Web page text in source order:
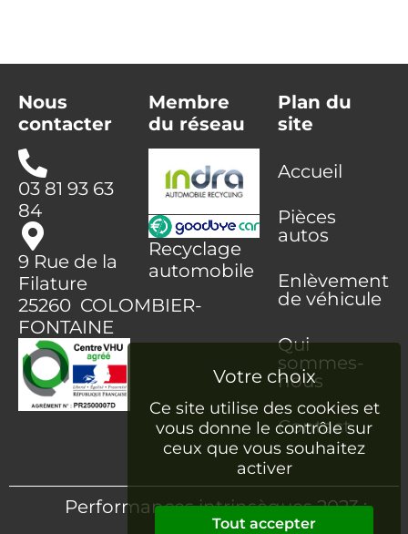
Nous
contacter
03 81 93 63
84
9 Rue de la
Filature
25260 COLOMBIER-
FONTAINE
Membre
du réseau
Recyclage
automobile
Plan du
site
Accueil
Pièces
autos
Enlèvement
de véhicule
Qui
sommes-
nous
Contact
Performances intrinsèques 2023 :
Ce site utilise des cookies et
vous donne le contrôle sur
ceux que vous souhaitez
activer
Tout accepter